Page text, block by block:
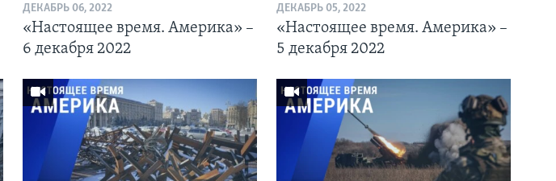
ДЕКАБРЬ 06, 2022
«Настоящее время. Америка» –
6 декабря 2022
ДЕКАБРЬ 05, 2022
«Настоящее время. Америка» –
5 декабря 2022